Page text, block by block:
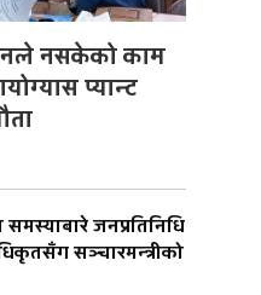
नसकेको काम
प्यान्ट
जनप्रतिनिधि
सञ्चारमन्त्रीको